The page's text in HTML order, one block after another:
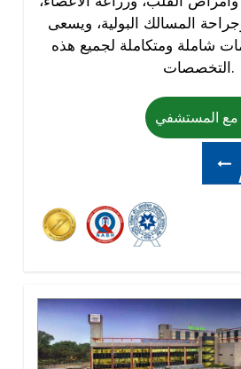
المسالك البولية، ويسعى
شاملة ومتكاملة لجميع هذه
التخصصات.
مع المستشفي